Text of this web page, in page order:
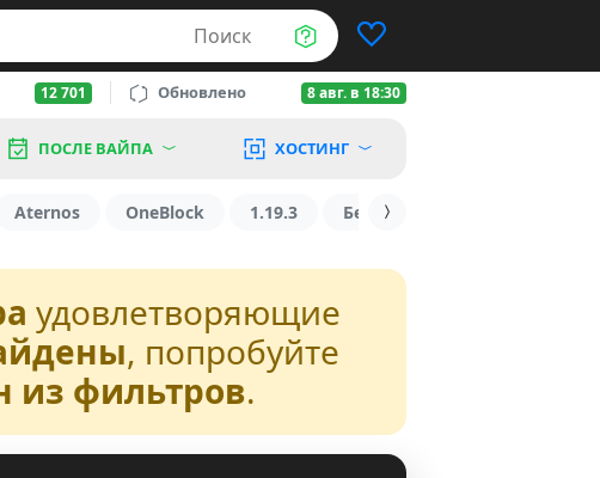
Поиск
12 701 Обновлено 8 авг. в 18:30
ПОСЛЕ ВАЙПА ХОСТИНГ
Aternos OneBlock 1.19.3 БедВарс
удовлетворяющие
, попробуйте
из фильтров.